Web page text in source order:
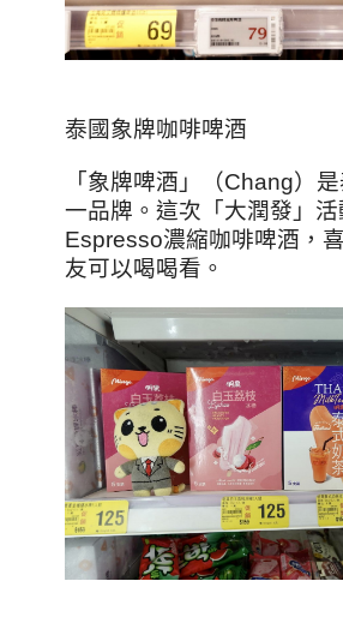
泰國象牌咖啡啤酒
「象牌啤酒」（Chang）
一品牌。這次「大潤發」
Espresso濃縮咖啡啤酒，
友可以喝喝看。